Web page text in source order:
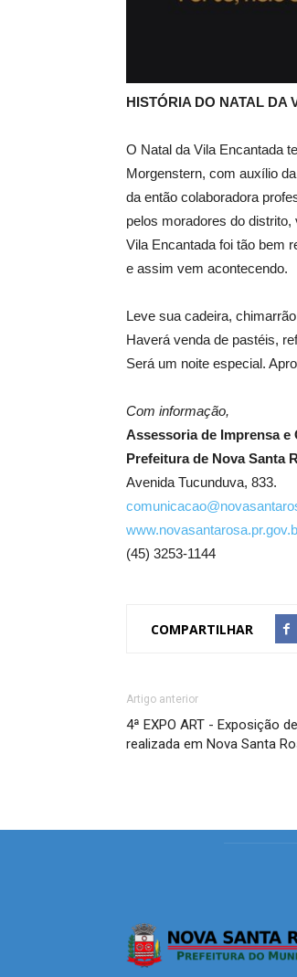
HISTÓRIA DO NATAL DA
O Natal da Vila Encantada
Morgenstern, com auxílio
da então colaboradora
pelos moradores do
Vila Encantada foi tão bem
e assim vem acontecendo.
Leve sua cadeira,
Haverá venda de pastéis,
Será um noite especial.
Com informação,
Assessoria de Imprensa e
Prefeitura de Nova Santa
Avenida Tucunduva, 833.
(45) 3253-1144
COMPARTILHAR
Artigo anterior
4ª EXPO ART - Exposição
realizada em Nova Santa